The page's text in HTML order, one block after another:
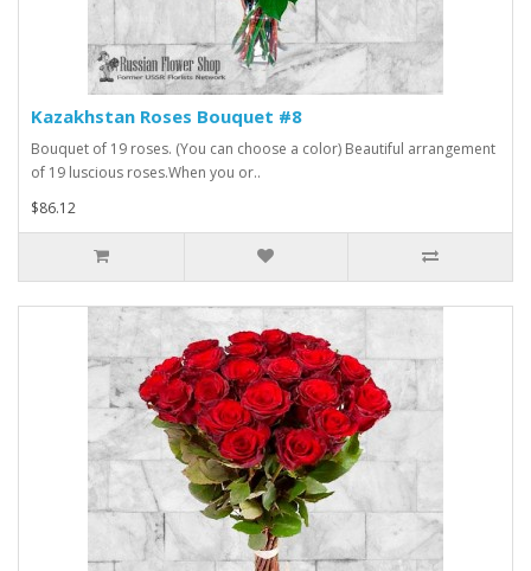
Kazakhstan Roses Bouquet #8
Bouquet of 19 roses. (You can choose a color) Beautiful arrangement
of 19 luscious roses.When you or..
$86.12